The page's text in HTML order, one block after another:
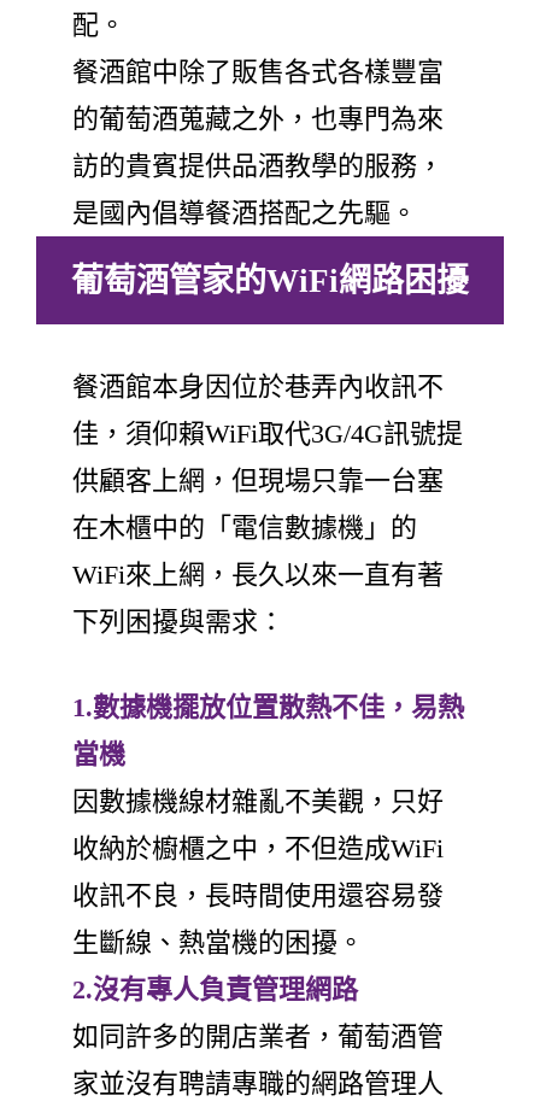
配。
餐酒館中除了販售各式各樣豐富
的葡萄酒蒐藏之外，也專門為來
訪的貴賓提供品酒教學的服務，
是國內倡導餐酒搭配之先驅。
葡萄酒管家的WiFi網路困擾
餐酒館本身因位於巷弄內收訊不
佳，須仰賴WiFi取代3G/4G訊號提
供顧客上網，但現場只靠一台塞
在木櫃中的「電信數據機」的
WiFi來上網，長久以來一直有著
下列困擾與需求：
1.數據機擺放位置散熱不佳，易熱
當機
因數據機線材雜亂不美觀，只好
收納於櫥櫃之中，不但造成WiFi
收訊不良，長時間使用還容易發
生斷線、熱當機的困擾。
2.沒有專人負責管理網路
如同許多的開店業者，葡萄酒管
家並沒有聘請專職的網路管理人